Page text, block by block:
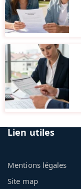
Lien utiles
Mentions légales
Site map